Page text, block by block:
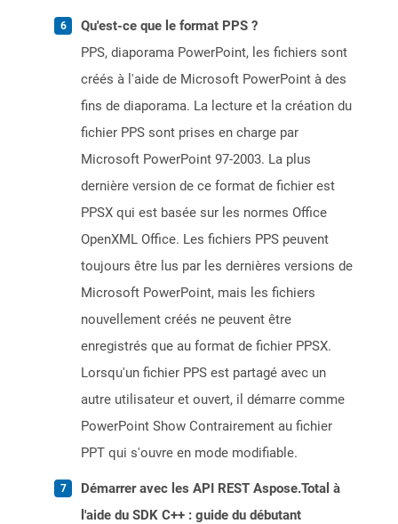
Qu'est-ce que le format PPS ?
PPS, diaporama PowerPoint, les fichiers sont
créés à l'aide de Microsoft PowerPoint à des
fins de diaporama. La lecture et la création du
fichier PPS sont prises en charge par
Microsoft PowerPoint 97-2003. La plus
dernière version de ce format de fichier est
PPSX qui est basée sur les normes Office
OpenXML Office. Les fichiers PPS peuvent
toujours être lus par les dernières versions de
Microsoft PowerPoint, mais les fichiers
nouvellement créés ne peuvent être
enregistrés que au format de fichier PPSX.
Lorsqu'un fichier PPS est partagé avec un
autre utilisateur et ouvert, il démarre comme
PowerPoint Show Contrairement au fichier
PPT qui s'ouvre en mode modifiable.
Démarrer avec les API REST Aspose.Total à
l'aide du SDK C++ : guide du débutant